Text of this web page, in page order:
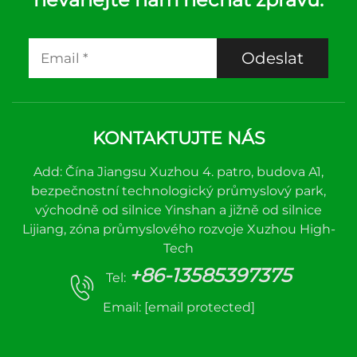
Odeslat
KONTAKTUJTE NÁS
Add: Čína Jiangsu Xuzhou 4. patro, budova A1,
bezpečnostní technologický průmyslový park,
východně od silnice Yinshan a jižně od silnice
Lijiang, zóna průmyslového rozvoje Xuzhou High-
Tech
Tel: +86-13585397375
Email: [email protected]